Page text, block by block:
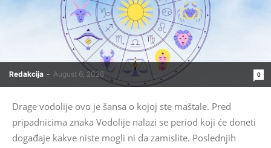
Redakcija - August 6, 2026 0
Drage vodolije ovo je šansa o kojoj ste maštale. Pred
pripadnicima znaka Vodolije nalazi se period koji će doneti
događaje kakve niste mogli ni da zamislite. Poslednjih